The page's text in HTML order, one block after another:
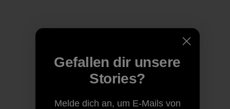
Gefallen dir unsere
Stories?
Melde dich an, um E-Mails von